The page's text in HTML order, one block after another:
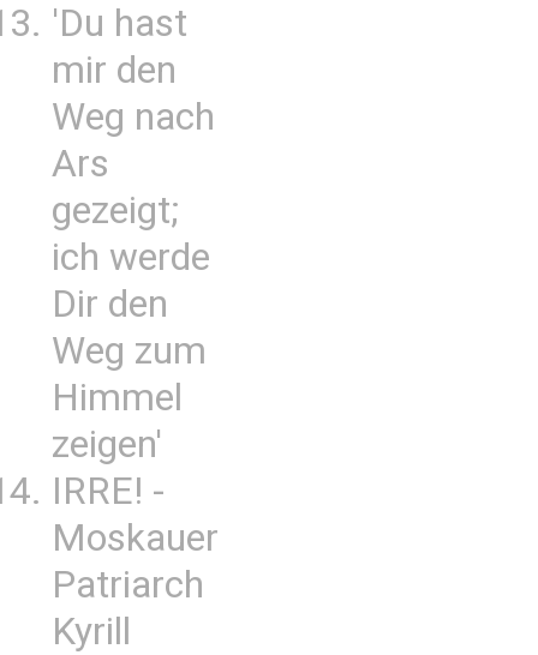
'Du hast
mir den
Weg nach
Ars
gezeigt;
ich werde
Dir den
Weg zum
Himmel
zeigen'
IRRE! -
Moskauer
Patriarch
Kyrill